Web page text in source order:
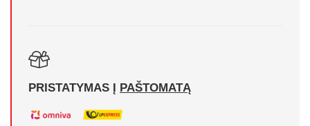
PRISTATYMAS Į PAŠTOMATĄ